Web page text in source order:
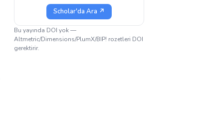
Scholar'da Ara ↗
Bu yayında DOI yok —
Altmetric/Dimensions/PlumX/BIP! rozetleri DOI
gerektirir.